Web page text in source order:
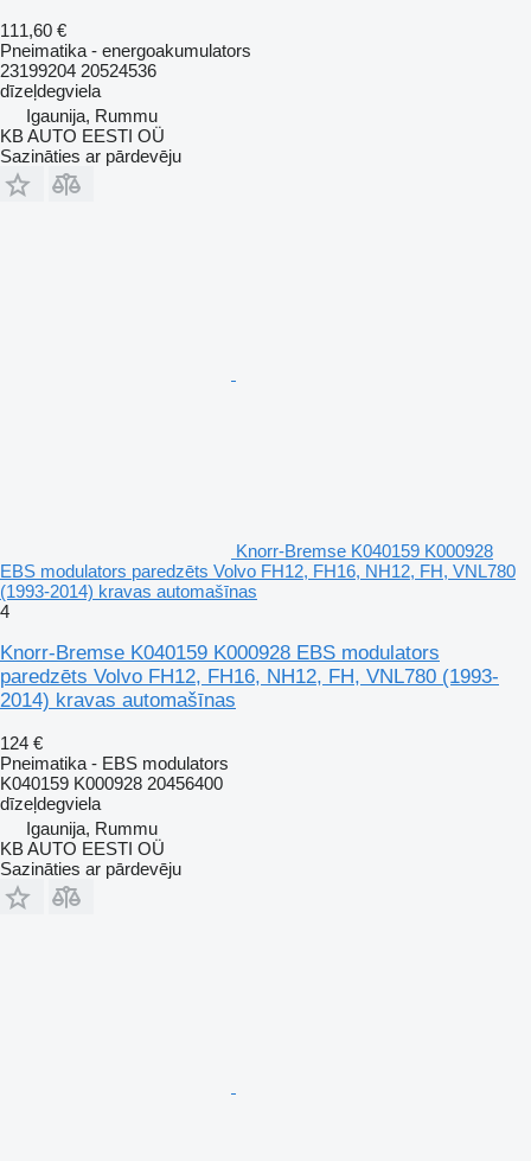
111,60 €
Pneimatika - energoakumulators
23199204 20524536
dīzeļdegviela
Igaunija, Rummu
KB AUTO EESTI OÜ
Sazināties ar pārdevēju
Knorr-Bremse K040159 K000928
EBS modulators paredzēts Volvo FH12, FH16, NH12, FH, VNL780
(1993-2014) kravas automašīnas
4
Knorr-Bremse K040159 K000928 EBS modulators
paredzēts Volvo FH12, FH16, NH12, FH, VNL780 (1993-
2014) kravas automašīnas
124 €
Pneimatika - EBS modulators
K040159 K000928 20456400
dīzeļdegviela
Igaunija, Rummu
KB AUTO EESTI OÜ
Sazināties ar pārdevēju